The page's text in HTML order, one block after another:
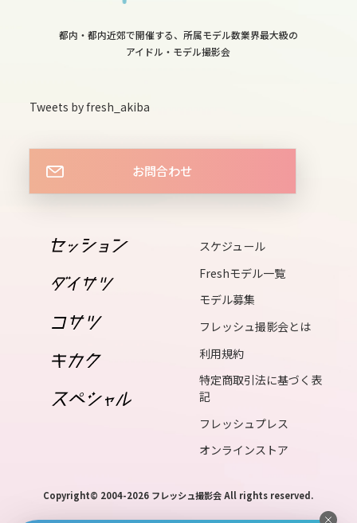
13
sun
15
16
wed
18
20
sat
都内・都内近郊で開催する、所属モデル数業界最大級の
アイドル・モデル撮影会
Tweets by fresh_akiba
お問合わせ
スケジュール
Freshモデル一覧
モデル募集
フレッシュ撮影会とは
利用規約
特定商取引法に基づく表
記
フレッシュプレス
オンラインストア
Copyright© 2004-2026 フレッシュ撮影会 All rights reserved.